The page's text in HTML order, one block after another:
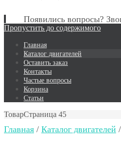
Появились вопросы?
Пропустить до содержимого
Главная
Каталог двигателей
Оставить заказ
Контакты
Частые вопросы
Корзина
Статьи
ТоварСтраница 45
Главная / Каталог двигателей